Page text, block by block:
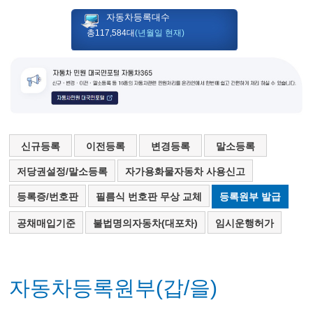
자동차등록대수
총117,584대(년월일 현재)
신규등록 이전등록 변경등록 말소등록
저당권설정/말소등록 자가용화물자동차 사용신고
등록증/번호판 필름식 번호판 무상 교체 등록원부 발급
공채매입기준 불법명의자동차(대포차) 임시운행허가
자동차등록원부(갑/을)